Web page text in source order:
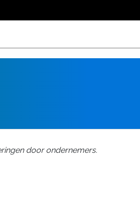
door ondernemers.